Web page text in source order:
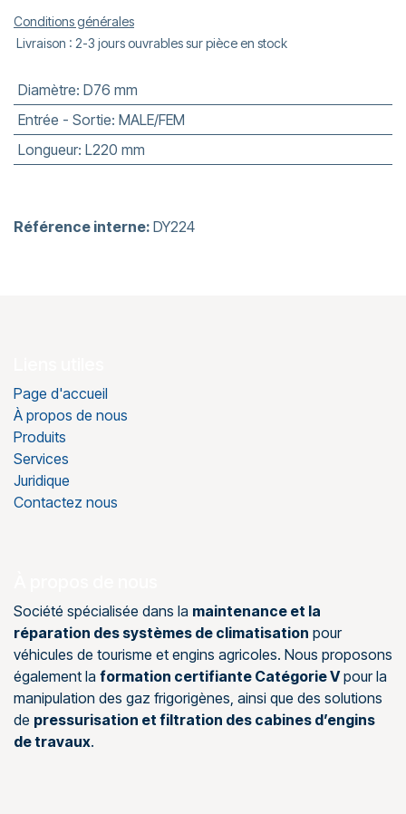
Conditions générales
Livraison : 2-3 jours ouvrables sur pièce en stock
Diamètre: D76 mm
Entrée - Sortie: MALE/FEM
Longueur: L220 mm
Référence interne: DY224
Page d'accueil
À propos de nous
Produits
Services
Juridique
Contactez nous
Société spécialisée dans la maintenance et la
réparation des systèmes de climatisation pour
véhicules de tourisme et engins agricoles. Nous proposons
également la formation certifiante Catégorie Vpour la
manipulation des gaz frigorigènes, ainsi que des solutions
de pressurisation et filtration des cabines d’engins
de travaux.